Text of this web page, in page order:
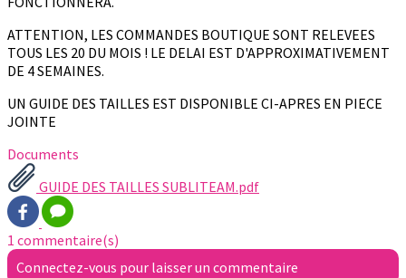
ATTENTION, LES COMMANDES BOUTIQUE SONT RELEVEES
TOUS LES 20 DU MOIS ! LE DELAI EST D'APPROXIMATIVEMENT
DE 4 SEMAINES.
UN GUIDE DES TAILLES EST DISPONIBLE CI-APRES EN PIECE
JOINTE
Documents
GUIDE DES TAILLES SUBLITEAM.pdf
1 commentaire(s)
Connectez-vous pour laisser un commentaire